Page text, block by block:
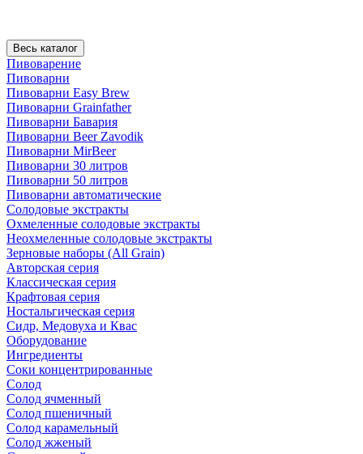
Весь каталог
Пивоварение
Пивоварни
Пивоварни Easy Brew
Пивоварни Grainfather
Пивоварни Бавария
Пивоварни Beer Zavodik
Пивоварни MirBeer
Пивоварни 30 литров
Пивоварни 50 литров
Пивоварни автоматические
Солодовые экстракты
Охмеленные солодовые экстракты
Неохмеленные солодовые экстракты
Зерновые наборы (All Grain)
Авторская серия
Классическая серия
Крафтовая серия
Ностальгическая серия
Сидр, Медовуха и Квас
Оборудование
Ингредиенты
Соки концентрированные
Солод
Солод ячменный
Солод пшеничный
Солод карамельный
Солод жженый